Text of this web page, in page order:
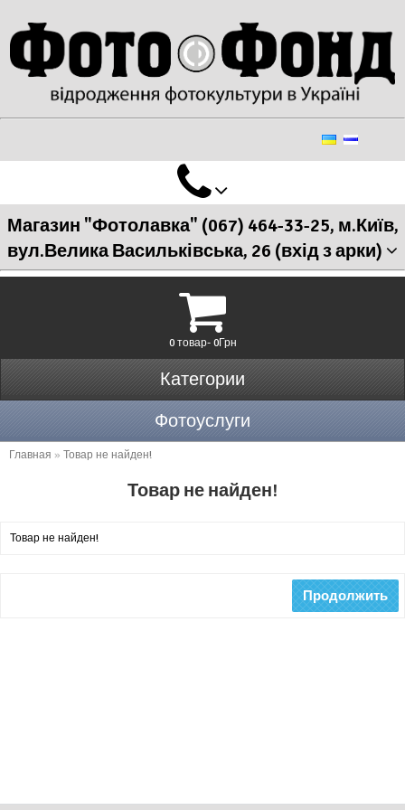
Магазин "Фотолавка" (067) 464-33-25, м.Київ,
вул.Велика Васильківська, 26 (вхід з арки)
0 товар- 0Грн
Категории
Фотоуслуги
Главная » Товар не найден!
Товар не найден!
Товар не найден!
Продолжить